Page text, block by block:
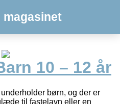
magasinet
10 – 12 år
børn, og der er
til fastelavn eller en